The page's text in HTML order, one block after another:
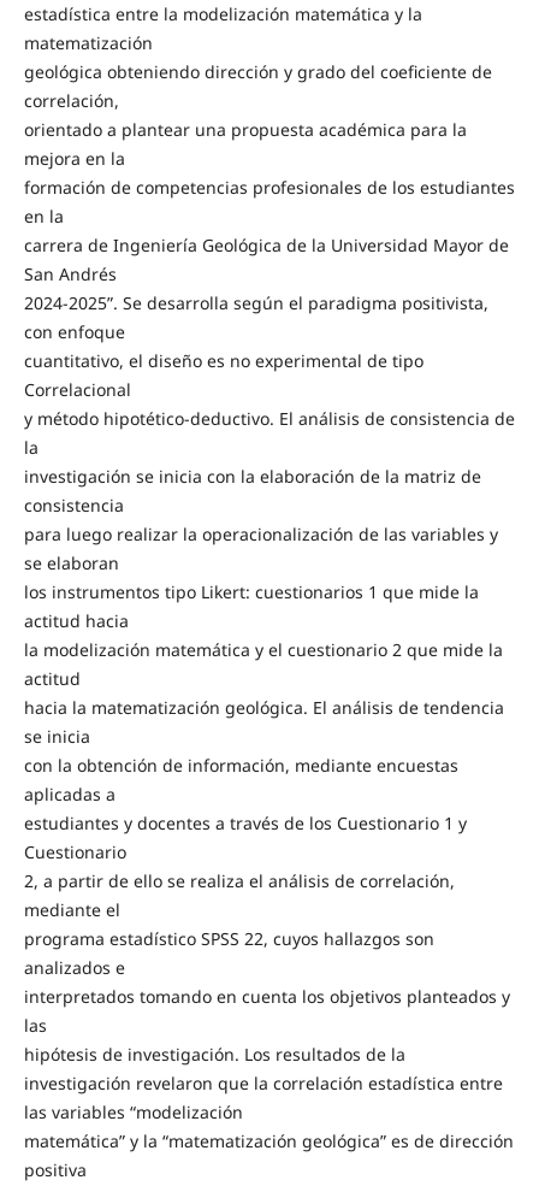
estadística entre la modelización matemática y la
matematización
geológica obteniendo dirección y grado del coeficiente de
correlación,
orientado a plantear una propuesta académica para la
mejora en la
formación de competencias profesionales de los estudiantes
en la
carrera de Ingeniería Geológica de la Universidad Mayor de
San Andrés
2024-2025”. Se desarrolla según el paradigma positivista,
con enfoque
cuantitativo, el diseño es no experimental de tipo
Correlacional
y método hipotético-deductivo. El análisis de consistencia de
la
investigación se inicia con la elaboración de la matriz de
consistencia
para luego realizar la operacionalización de las variables y
se elaboran
los instrumentos tipo Likert: cuestionarios 1 que mide la
actitud hacia
la modelización matemática y el cuestionario 2 que mide la
actitud
hacia la matematización geológica. El análisis de tendencia
se inicia
con la obtención de información, mediante encuestas
aplicadas a
estudiantes y docentes a través de los Cuestionario 1 y
Cuestionario
2, a partir de ello se realiza el análisis de correlación,
mediante el
programa estadístico SPSS 22, cuyos hallazgos son
analizados e
interpretados tomando en cuenta los objetivos planteados y
las
hipótesis de investigación. Los resultados de la
investigación revelaron que la correlación estadística entre
las variables “modelización
matemática” y la “matematización geológica” es de dirección
positiva